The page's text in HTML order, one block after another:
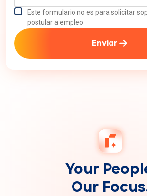
Este formulario no es para solicitar
postular a empleo
Enviar
Your
Our